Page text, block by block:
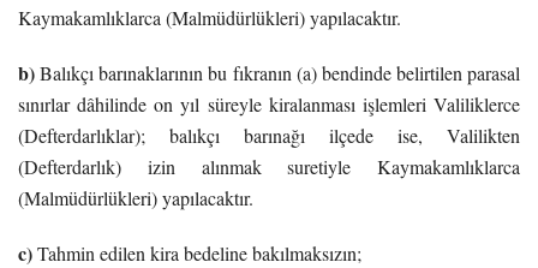
Kaymakamlıklarca (Malmüdürlükleri) yapılacaktır.
b)Balıkçı barınaklarının bu fıkranın (a) bendinde belirtilen parasal
sınırlar dâhilinde on yıl süreyle kiralanması işlemleri Valiliklerce
(Defterdarlıklar); balıkçı barınağı ilçede ise, Valilikten
(Defterdarlık) izin alınmak suretiyle Kaymakamlıklarca
(Malmüdürlükleri) yapılacaktır.
c)Tahmin edilen kira bedeline bakılmaksızın;